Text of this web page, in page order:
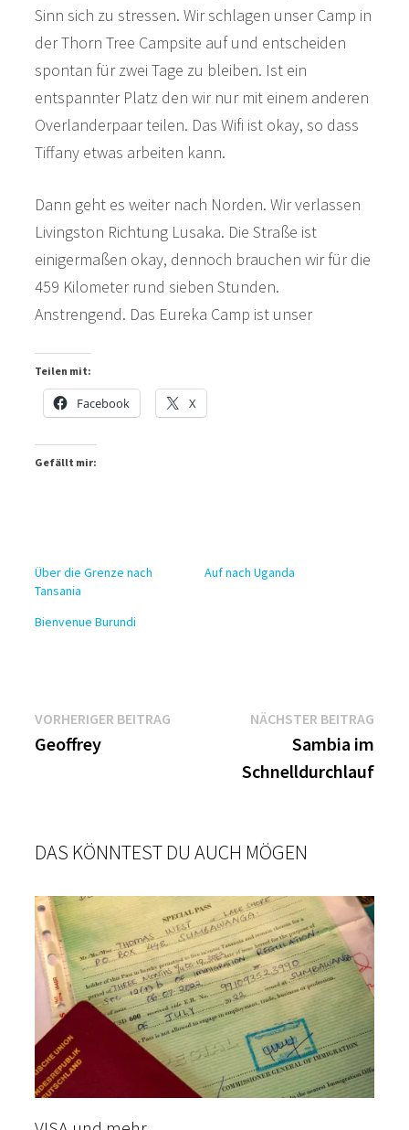
Sinn sich zu stressen. Wir schlagen unser Camp in
der Thorn Tree Campsite auf und entscheiden
spontan für zwei Tage zu bleiben. Ist ein
entspannter Platz den wir nur mit einem anderen
Overlanderpaar teilen. Das Wifi ist okay, so dass
Tiffany etwas arbeiten kann.
Dann geht es weiter nach Norden. Wir verlassen
Livingston Richtung Lusaka. Die Straße ist
einigermaßen okay, dennoch brauchen wir für die
459 Kilometer rund sieben Stunden.
Anstrengend. Das Eureka Camp ist unser
Teilen mit:
Facebook X
Gefällt mir:
Über die Grenze nach
Tansania
Auf nach Uganda
Bienvenue Burundi
Beitragsnavigation
VORHERIGER BEITRAG
Geoffrey
NÄCHSTER BEITRAG
Sambia im
Schnelldurchlauf
DAS KÖNNTEST DU AUCH MÖGEN